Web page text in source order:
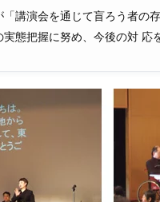
講演会を通じて盲ろう者の
態把握に努め、今後の対 応